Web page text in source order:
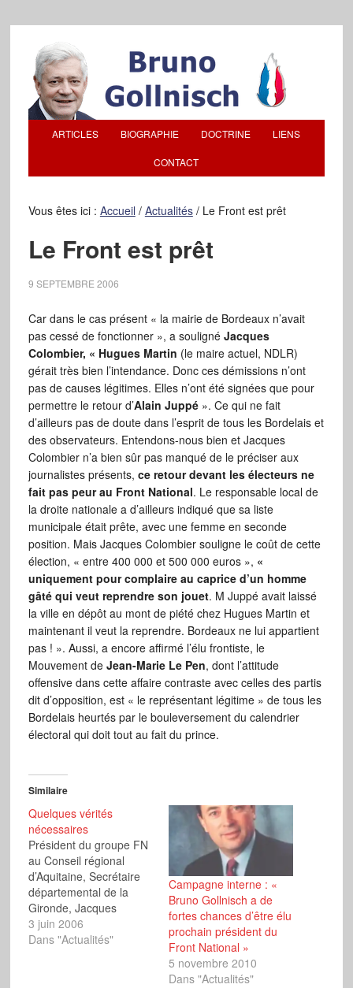
ARTICLES BIOGRAPHIE DOCTRINE LIENS
CONTACT
Vous êtes ici : Accueil / Actualités /Le Front est prêt
Le Front est prêt
9 SEPTEMBRE 2006
Car dans le cas présent « la mairie de Bordeaux n’avait
pas cessé de fonctionner », a souligné Jacques
Colombier, « Hugues Martin (le maire actuel, NDLR)
gérait très bien l’intendance. Donc ces démissions n’ont
pas de causes légitimes. Elles n’ont été signées que pour
permettre le retour d’Alain Juppé». Ce qui ne fait
d’ailleurs pas de doute dans l’esprit de tous les Bordelais et
des observateurs. Entendons-nous bien et Jacques
Colombier n’a bien sûr pas manqué de le préciser aux
journalistes présents, ce retour devant les électeurs ne
fait pas peur au Front National. Le responsable local de
la droite nationale a d’ailleurs indiqué que sa liste
municipale était prête, avec une femme en seconde
position. Mais Jacques Colombier souligne le coût de cette
élection, « entre 400 000 et 500 000 euros », «
uniquement pour complaire au caprice d’un homme
gâté qui veut reprendre son jouet. M Juppé avait laissé
la ville en dépôt au mont de piété chez Hugues Martin et
maintenant il veut la reprendre. Bordeaux ne lui appartient
pas ! ». Aussi, a encore affirmé l’élu frontiste, le
Mouvement de Jean-Marie Le Pen, dont l’attitude
offensive dans cette affaire contraste avec celles des partis
dit d’opposition, est « le représentant légitime » de tous les
Bordelais heurtés par le bouleversement du calendrier
électoral qui doit tout au fait du prince.
Similaire
Quelques vérités
nécessaires
Président du groupe FN
au Conseil régional
d’Aquitaine, Secrétaire
départemental de la
Gironde, Jacques
Colombier est aussi
Conseiller municipal de
3 juin 2006
Dans "Actualités"
Campagne interne : «
Bruno Gollnisch a de
fortes chances d’être élu
prochain président du
Front National »
5 novembre 2010
Dans "Actualités"